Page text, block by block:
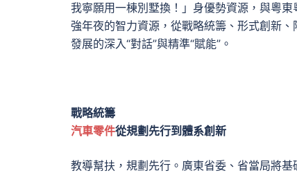
我寧願用一棟別墅換！」身優勢資源，與粵
強年夜的智力資源，從戰略統籌、形式創新
發展的深入“對話”與精準“賦能”。
戰略統籌
汽車零件從規劃先行到體系創新
教導幫扶，規劃先行。廣東省委、省當局將